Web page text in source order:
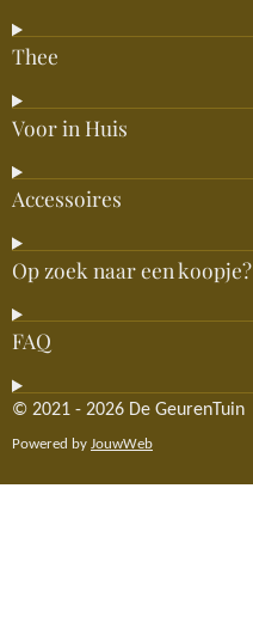
Thee
Voor in Huis
Accessoires
Op zoek naar een koopje?
FAQ
© 2021 - 2026 De GeurenTuin
Powered by JouwWeb